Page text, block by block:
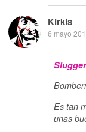
Kirkis
6 mayo
Es tan
unas